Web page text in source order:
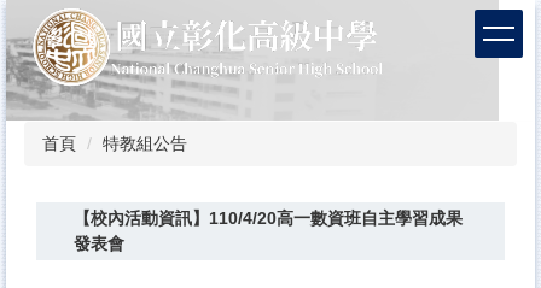
到
主
要
內
首頁 特教組公告
【校內活動資訊】110/4/20高一數資班自主學習成果
發表會